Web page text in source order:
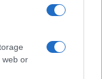
web or